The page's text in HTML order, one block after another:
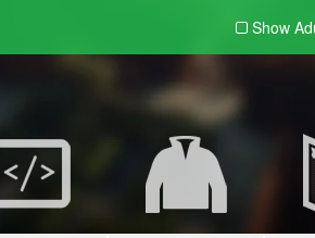
Show